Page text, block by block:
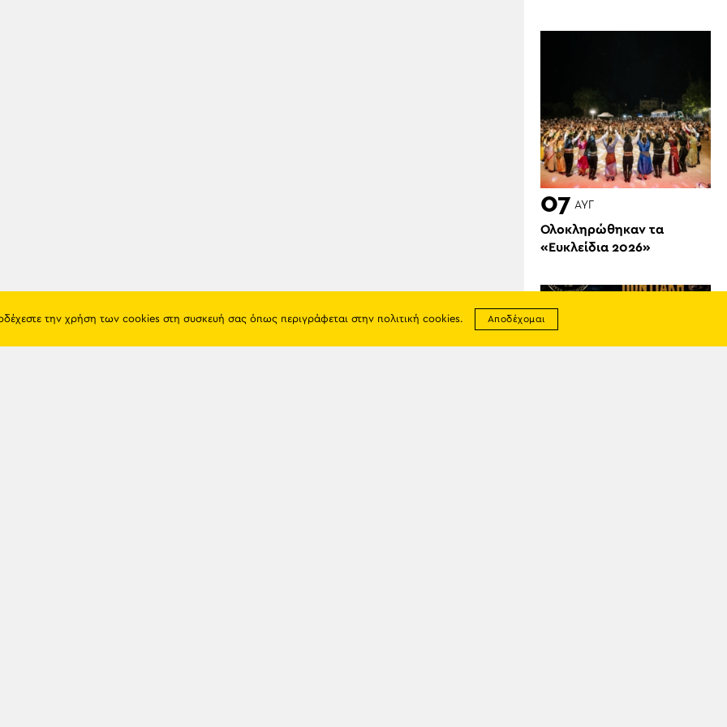
07 ΑΥΓ
Ολοκληρώθηκαν τα
«Ευκλείδια 2026»
την χρήση των cookies στη συσκευή σας όπως περιγράφεται στην πολιτική cookies. Αποδέχομαι